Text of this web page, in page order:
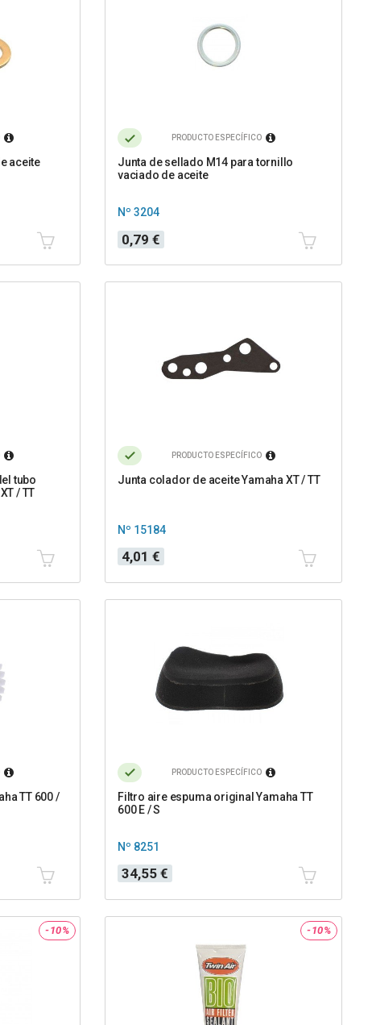
aceite
PRODUCTO ESPECÍFICO
Junta de sellado M14 para tornillo
vaciado de aceite
Nº 3204
Precio
0,79 €
tubo
/ TT
PRODUCTO ESPECÍFICO
Junta colador de aceite Yamaha XT / TT
Nº 15184
Precio
4,01 €
TT 600 /
PRODUCTO ESPECÍFICO
Filtro aire espuma original Yamaha TT
600 E / S
Nº 8251
Precio
34,55 €
-10% -10%